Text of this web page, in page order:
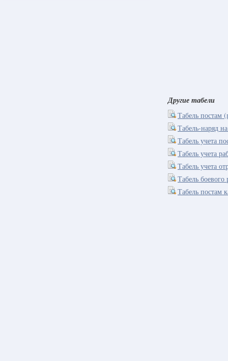
Другие табели
Табель постам
Табель-наряд
Табель учета
Табель учета
Табель учета
Табель
Табель постам